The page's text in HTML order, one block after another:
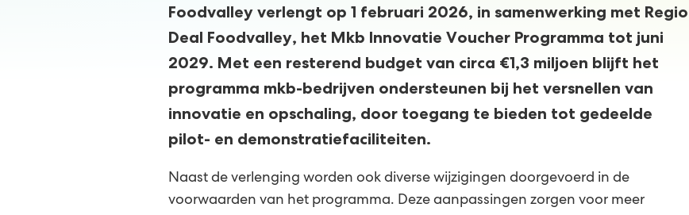
Foodvalley verlengt op 1 februari 2026, in samenwerking met Regio
Deal Foodvalley, het Mkb Innovatie Voucher Programma tot juni
2029. Met een resterend budget van circa €1,3 miljoen blijft het
programma mkb-bedrijven ondersteunen bij het versnellen van
innovatie en opschaling, door toegang te bieden tot gedeelde
pilot- en demonstratiefaciliteiten.
Naast de verlenging worden ook diverse wijzigingen doorgevoerd in de
voorwaarden van het programma. Deze aanpassingen zorgen voor meer